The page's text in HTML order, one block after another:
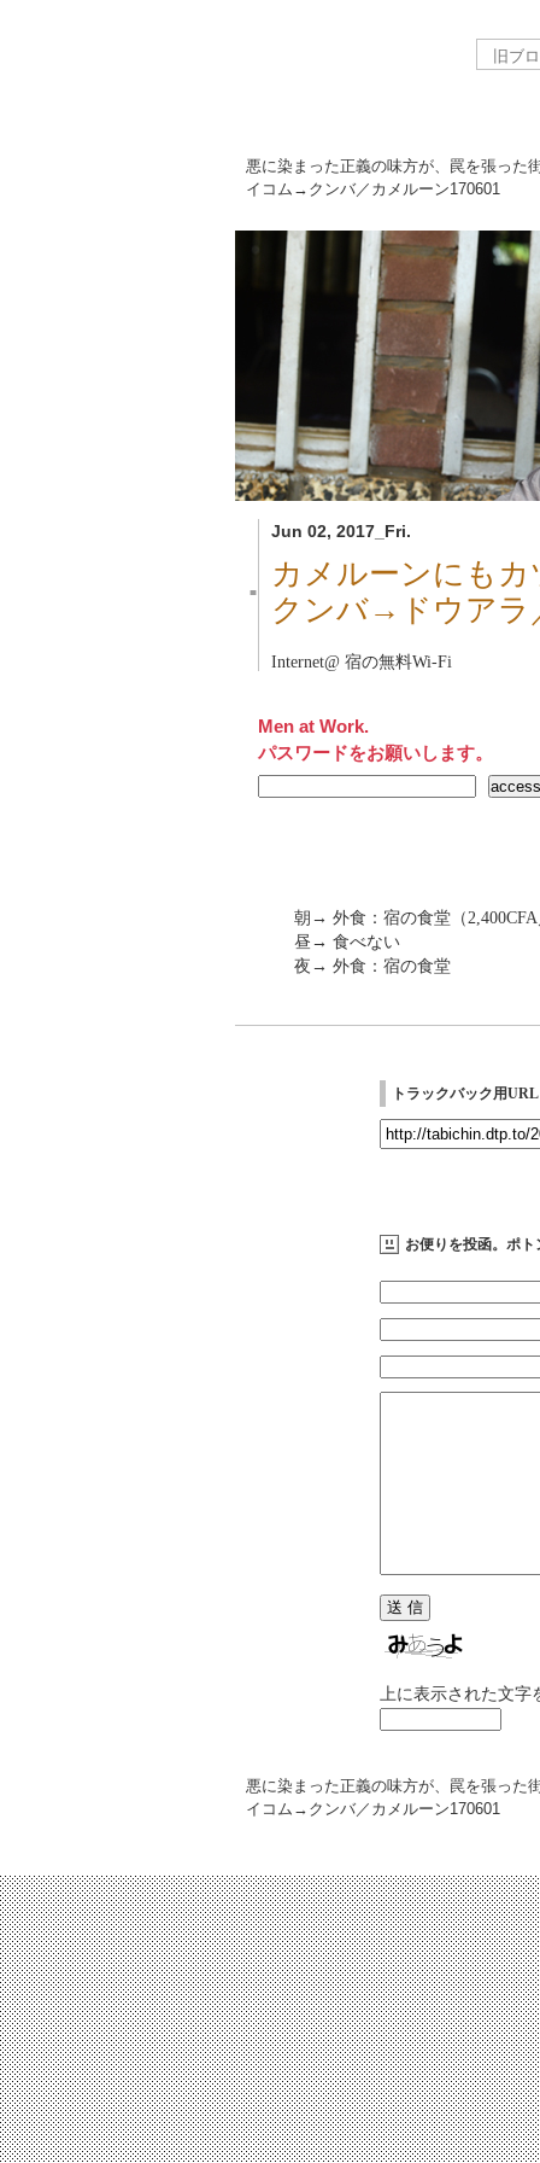
悪に染まった正義の味方が、罠を張った
イコム→クンバ／カメルーン170601
Jun 02, 2017_Fri.
■
カメルーンにも
クンバ→ドウアラ
Internet@ 宿の無料Wi-Fi
Men at Work.
パスワードをお願いします。
朝→ 外食：宿の食堂（2,400CFA
昼→ 食べない
夜→ 外食：宿の食堂
トラックバック用URL
お便りを投函。ポト
上に表示された文
悪に染まった正義の味方が、罠を張った
イコム→クンバ／カメルーン170601